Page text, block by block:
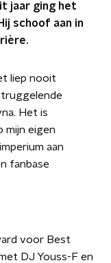
jaar ging het
schoof aan in
liep nooit
Het is
mijn eigen
aan
fanbase
voor Best
DJ Youss-F en